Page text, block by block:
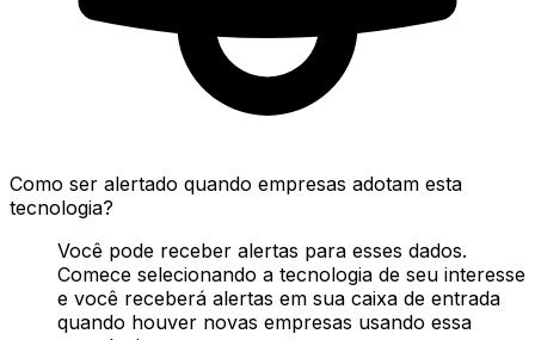
Como ser alertado quando empresas adotam esta
tecnologia?
Você pode receber alertas para esses dados.
Comece selecionando a tecnologia de seu interesse
e você receberá alertas em sua caixa de entrada
quando houver novas empresas usando essa